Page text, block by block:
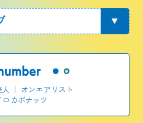
｜ オンエアリスト
ロカボナッツ